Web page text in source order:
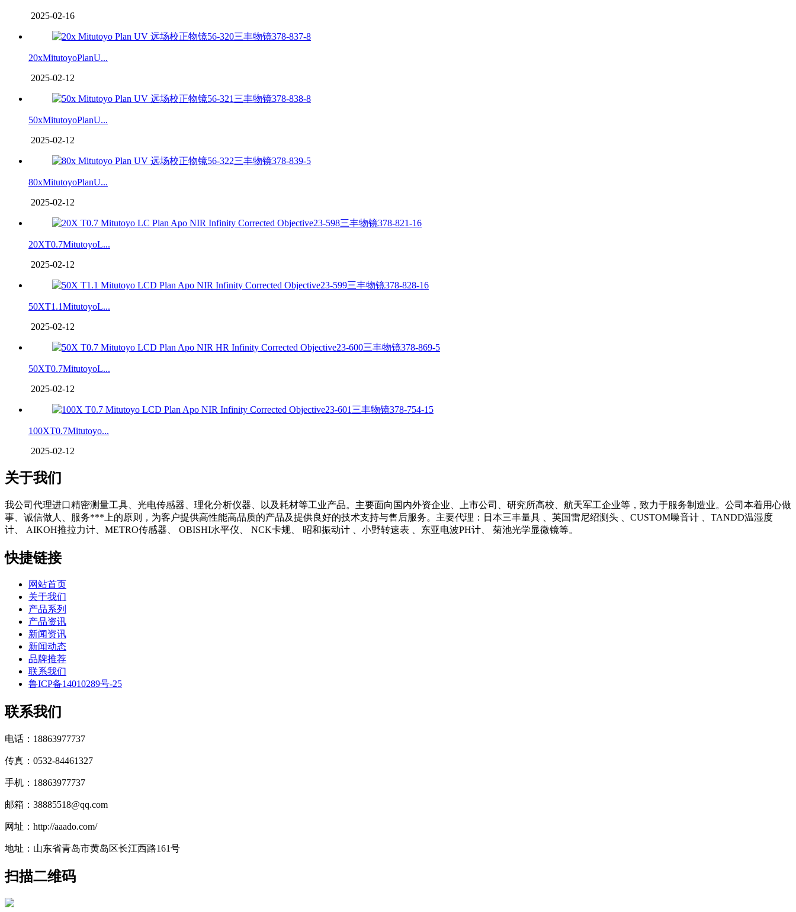
2025-02-16
20xMitutoyoPlanU...
2025-02-12
50xMitutoyoPlanU...
2025-02-12
80xMitutoyoPlanU...
2025-02-12
20XT0.7MitutoyoL...
2025-02-12
50XT1.1MitutoyoL...
2025-02-12
50XT0.7MitutoyoL...
2025-02-12
100XT0.7Mitutoyo...
2025-02-12
关于我们
我公司代理进口精密测量工具、光电传感器、理化分析仪器、以及耗材等工业产品。主要面向国内外资企业、上市公司、研究所高校、航天军工企业等，致力于服务制造业。公司本着用心做
事、诚信做人、服务***上的原则，为客户提供高性能高品质的产品及提供良好的技术支持与售后服务。主要代理：日本三丰量具 、英国雷尼绍测头 、CUSTOM噪音计 、TANDD温湿度
计、 AIKOH推拉力计、METRO传感器、 OBISHI水平仪、 NCK卡规、 昭和振动计 、小野转速表 、东亚电波PH计、 菊池光学显微镜等。
快捷链接
网站首页
关于我们
产品系列
产品资讯
新闻资讯
新闻动态
品牌推荐
联系我们
鲁ICP备14010289号-25
联系我们
电话：18863977737
传真：0532-84461327
手机：18863977737
邮箱：38885518@qq.com
网址：http://aaado.com/
地址：山东省青岛市黄岛区长江西路161号
扫描二维码